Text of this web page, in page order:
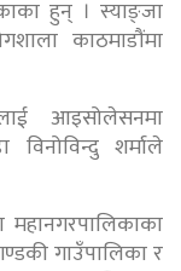
हुन् । स्याङ्जा
काठमाडौंमा
आइसोलेसनमा
शर्माले
गाउँपालिका र